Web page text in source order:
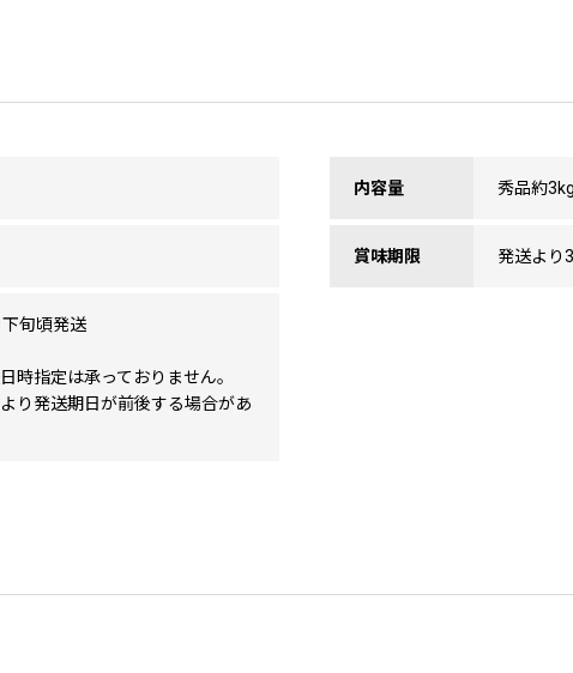
旬頃発送
時指定は承っておりません。
り発送期日が前後する場合があ
内容量 秀品約
賞味期限 発送より